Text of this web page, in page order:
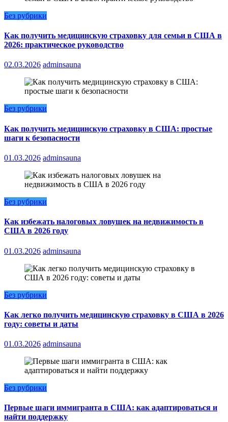
Без рубрики
Как получить медицинскую страховку для семьи в США в
2026: практическое руководство
02.03.2026 adminsauna
Без рубрики
Как получить медицинскую страховку в США: простые
шаги к безопасности
01.03.2026 adminsauna
Без рубрики
Как избежать налоговых ловушек на недвижимость в
США в 2026 году
01.03.2026 adminsauna
Без рубрики
Как легко получить медицинскую страховку в США в 2026
году: советы и даты
01.03.2026 adminsauna
Без рубрики
Первые шаги иммигранта в США: как адаптироваться и
найти поддержку